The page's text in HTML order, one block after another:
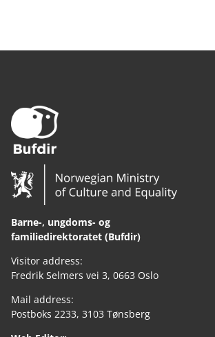
Barne-, ungdoms- og
familiedirektoratet (Bufdir)
Visitor address:
Fredrik Selmers vei 3, 0663 Oslo
Mail address:
Postboks 2233, 3103 Tønsberg